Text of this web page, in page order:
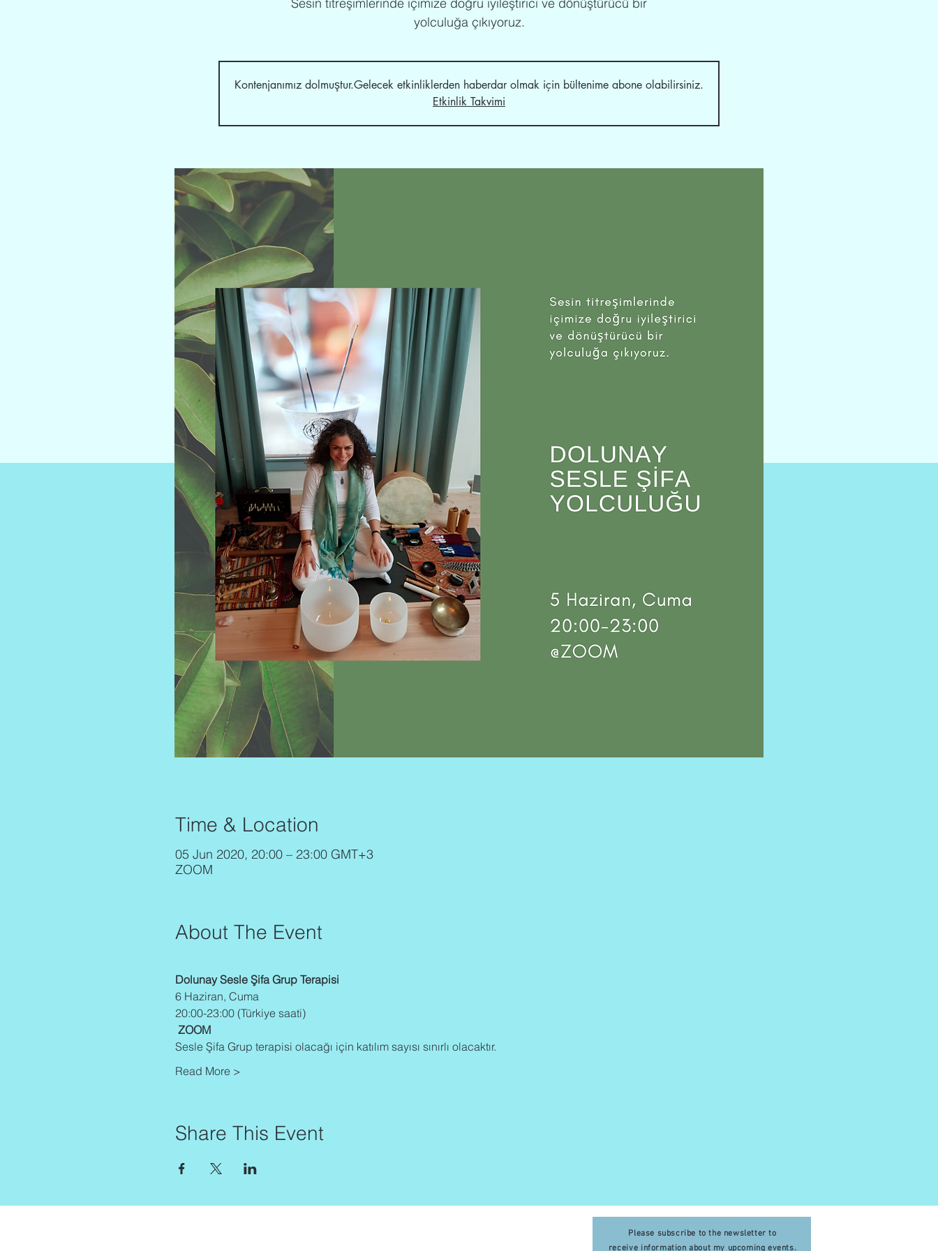
Sesin titreşimlerinde içimize doğru iyileştirici ve dönüştürücü bir
yolculuğa çıkıyoruz.
Kontenjanımız dolmuştur.Gelecek etkinliklerden haberdar olmak için bültenime abone olabilirsiniz.
Etkinlik Takvimi
Time & Location
05 Jun 2020, 20:00 – 23:00 GMT+3
ZOOM
About The Event
Dolunay Sesle Şifa Grup Terapisi
6 Haziran, Cuma
20:00-23:00 (Türkiye saati)
ZOOM
Sesle Şifa Grup terapisi olacağı için katılım sayısı sınırlı olacaktır.
Read More >
Share This Event
Please subscribe to the newsletter to
receive information about my upcoming events.